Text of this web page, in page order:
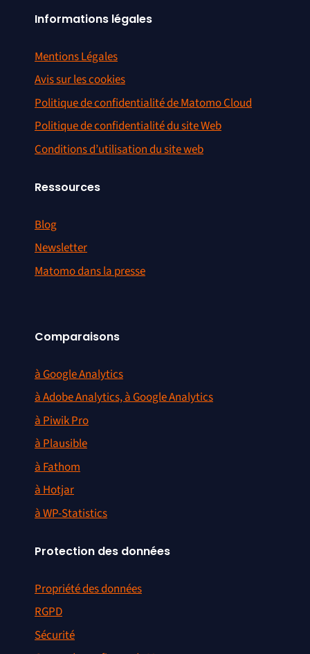
Informations légales
Mentions Légales
Avis sur les cookies
Politique de confidentialité de Matomo Cloud
Politique de confidentialité du site Web
Conditions d’utilisation du site web
Ressources
Blog
Newsletter
Matomo dans la presse
Comparaisons
à Google Analytics
à Adobe Analytics, à Google Analytics
à Piwik Pro
à Plausible
à Fathom
à Hotjar
à WP-Statistics
Protection des données
Propriété des données
RGPD
Sécurité